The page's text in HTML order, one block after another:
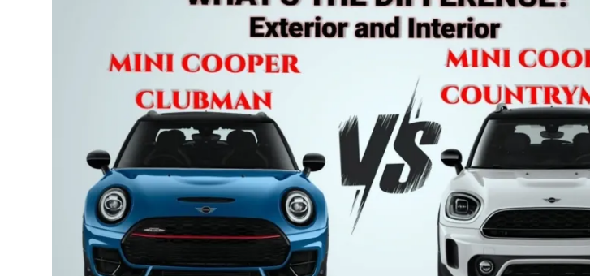
Yağlar & Sıvılar
Elektrik & Akü
Klima & Konfor